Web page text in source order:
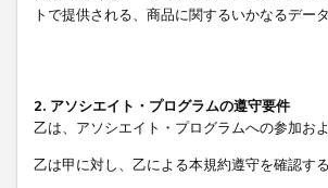
トで提供される、商品に関するいかなるデ
2. アソシエイト・プログラムの遵守要件
乙は、アソシエイト・プログラムへの参加お
乙は甲に対し、乙による本規約遵守を確認す